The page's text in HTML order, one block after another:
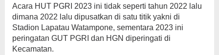
Acara HUT PGRI 2023 ini tidak seperti tahun 2022 lalu
dimana 2022 lalu dipusatkan di satu titik yakni di
Stadion Lapatau Watampone, sementara 2023 ini
peringatan GUT PGRI dan HGN diperingati di
Kecamatan.